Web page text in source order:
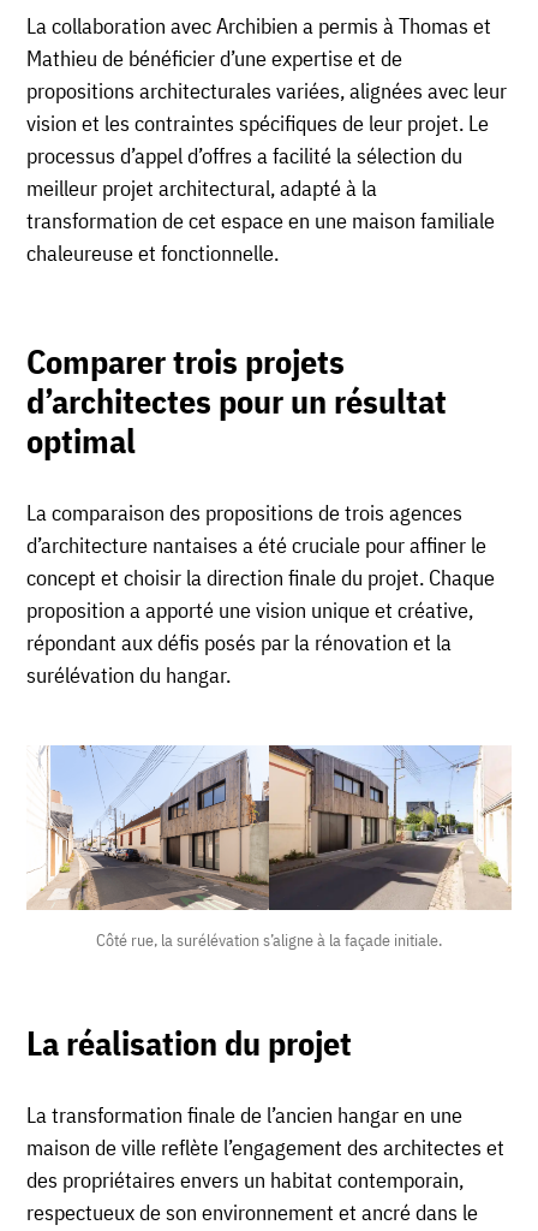
La collaboration avec Archibien a permis à Thomas et
Mathieu de bénéficier d’une expertise et de
propositions architecturales variées, alignées avec leur
vision et les contraintes spécifiques de leur projet. Le
processus d’appel d’offres a facilité la sélection du
meilleur projet architectural, adapté à la
transformation de cet espace en une maison familiale
chaleureuse et fonctionnelle.
Comparer trois projets
d’architectes pour un résultat
optimal
La comparaison des propositions de trois agences
d’architecture nantaises a été cruciale pour affiner le
concept et choisir la direction finale du projet. Chaque
proposition a apporté une vision unique et créative,
répondant aux défis posés par la rénovation et la
surélévation du hangar.
Côté rue, la surélévation s’aligne à la façade initiale.
La réalisation du projet
La transformation finale de l’ancien hangar en une
maison de ville reflète l’engagement des architectes et
des propriétaires envers un habitat contemporain,
respectueux de son environnement et ancré dans le